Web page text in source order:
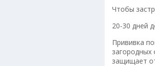
Чтобы
20-30 дней
Прививка
загородных
защищает